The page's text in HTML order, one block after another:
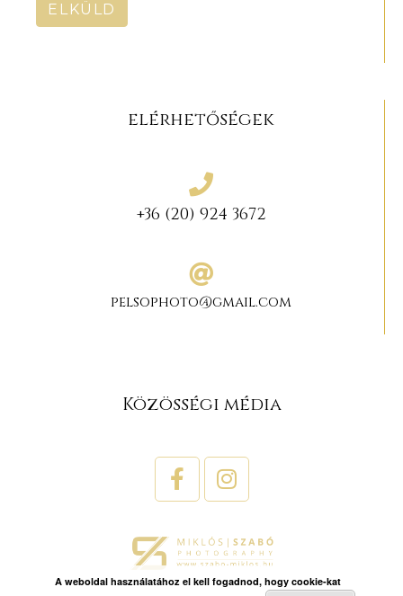
ELKÜLD
elérhetőségek
+36 (20) 924 3672
pelsophoto@gmail.com
Közösségi média
A weboldal használatához el kell fogadnod, hogy cookie-kat